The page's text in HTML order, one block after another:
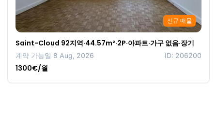
신규 매물
Saint-Cloud 92지역·44.57m²·2P·아파트·가구 없음·장기
계약 가능일 8 Aug, 2026 ID: 206200
1300€/월